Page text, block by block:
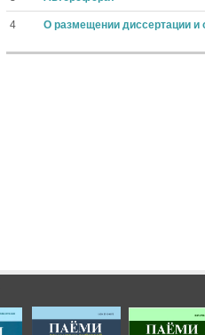
4 О размещении диссертации и